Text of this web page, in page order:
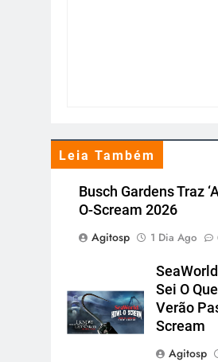
Leia Também
Busch Gardens Traz
O-Scream 2026
Agitosp
1 Dia Ago
Sei O
Verão
Scream
Agitosp